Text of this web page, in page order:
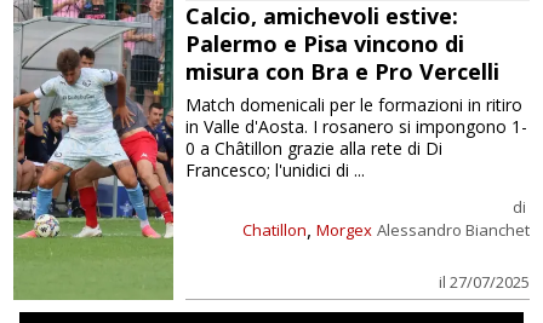
Calcio, amichevoli estive:
Palermo e Pisa vincono di
misura con Bra e Pro Vercelli
Chatillon, Morgex
di
Alessandro Bianchet
il 27/07/2025
Match domenicali per le formazioni in ritiro
in Valle d'Aosta. I rosanero si impongono 1-
0 a Châtillon grazie alla rete di Di
Francesco; l'unidici di ...